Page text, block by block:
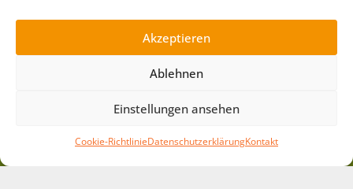
Akzeptieren
Ablehnen
Einstellungen ansehen
Cookie-RichtlinieDatenschutzerklärungKontakt
Arbeitsbereiche »
Leichte Sprache »